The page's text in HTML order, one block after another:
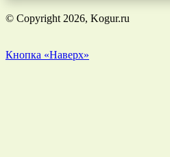
© Copyright 2026, Kogur.ru
Кнопка «Наверх»